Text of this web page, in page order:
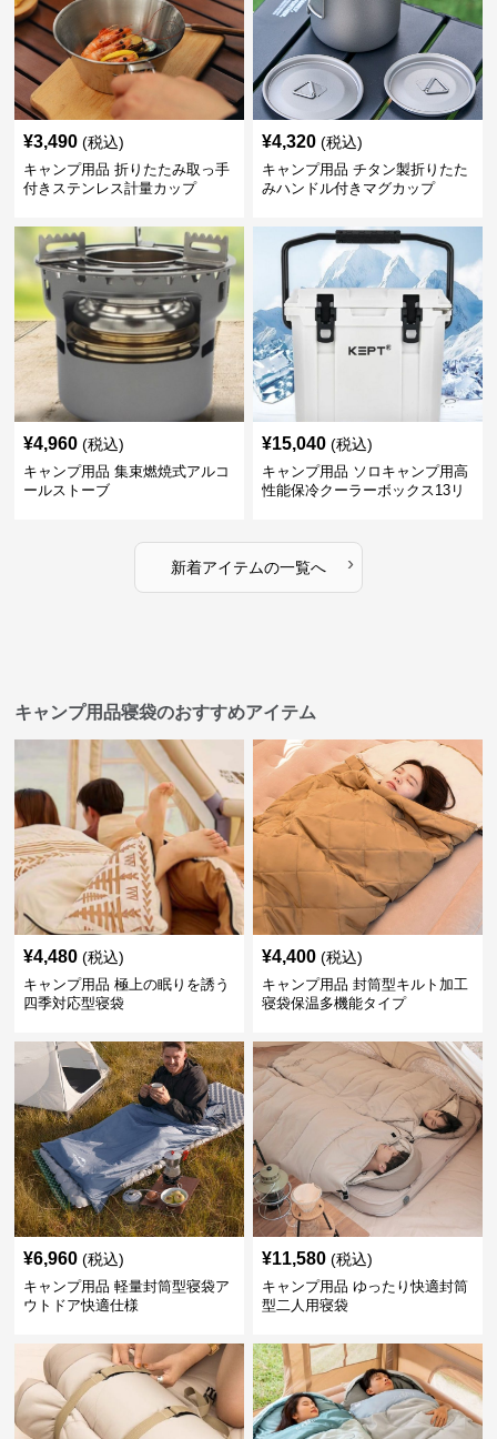
¥3,490 (税込)
キャンプ用品 折りたたみ取っ手
付きステンレス計量カップ
¥4,320 (税込)
キャンプ用品 チタン製折りたた
みハンドル付きマグカップ
¥4,960 (税込)
キャンプ用品 集束燃焼式アルコ
ールストーブ
¥15,040 (税込)
キャンプ用品 ソロキャンプ用高
性能保冷クーラーボックス13リ
新着アイテムの一覧へ ›
キャンプ用品寝袋のおすすめアイテム
¥4,480 (税込)
キャンプ用品 極上の眠りを誘う
四季対応型寝袋
¥4,400 (税込)
キャンプ用品 封筒型キルト加工
寝袋保温多機能タイプ
¥6,960 (税込)
キャンプ用品 軽量封筒型寝袋ア
ウトドア快適仕様
¥11,580 (税込)
キャンプ用品 ゆったり快適封筒
型二人用寝袋